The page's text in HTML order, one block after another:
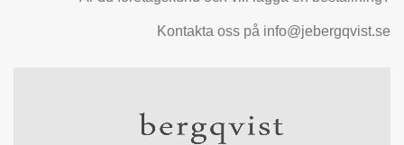
Kontakta oss på info@jebergqvist.se